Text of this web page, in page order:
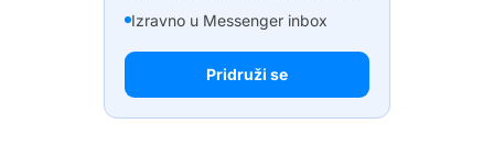
Izravno u Messenger inbox
Pridruži se